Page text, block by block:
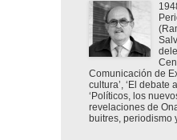
Comunicación de
cultura’, ‘El debate
‘Políticos, los
revelaciones de
buitres, periodismo